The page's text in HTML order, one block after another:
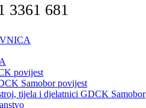
3361 681
povijest
Samobor povijest
tijela i djelatnici GDCK Samobor